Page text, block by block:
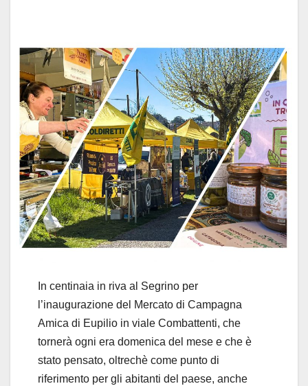
In centinaia in riva al Segrino per
l’inaugurazione del Mercato di Campagna
Amica di Eupilio in viale Combattenti, che
tornerà ogni era domenica del mese e che è
stato pensato, oltrechè come punto di
riferimento per gli abitanti del paese, anche